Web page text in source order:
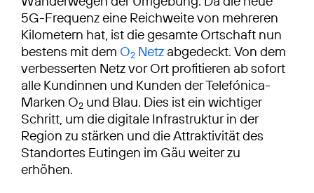
5G-Frequenz eine Reichweite von mehreren
Kilometern hat, ist die gesamte Ortschaft nun
bestens mit dem O2 Netz abgedeckt. Von dem
verbesserten Netz vor Ort profitieren ab sofort
alle Kundinnen und Kunden der Telefónica-
Marken O2 und Blau. Dies ist ein wichtiger
Schritt, um die digitale Infrastruktur in der
Region zu stärken und die Attraktivität des
Standortes Eutingen im Gäu weiter zu
erhöhen.